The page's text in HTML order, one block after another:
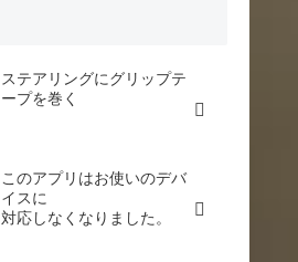
ステアリングにグリップテ
ープを巻く
このアプリはお使いのデバ
イスに
対応しなくなりました。